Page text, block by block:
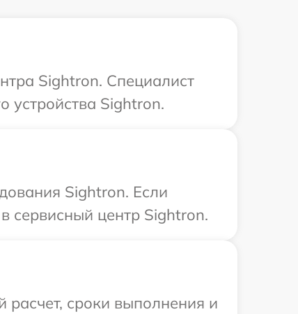
Sightron. Специалист
устройства Sightron.
Sightron. Если
сервисный центр Sightron.
сроки выполнения и